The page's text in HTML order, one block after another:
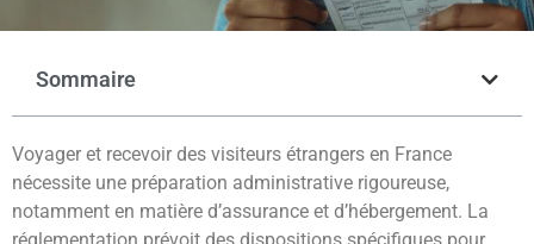
Sommaire
Voyager et recevoir des visiteurs étrangers en France
nécessite une préparation administrative rigoureuse,
notamment en matière d’assurance et d’hébergement. La